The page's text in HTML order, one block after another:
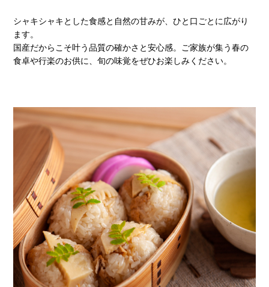
シャキシャキとした食感と自然の甘みが、ひと口ごとに広がり
ます。
国産だからこそ叶う品質の確かさと安心感。ご家族が集う春の
食卓や行楽のお供に、旬の味覚をぜひお楽しみください。